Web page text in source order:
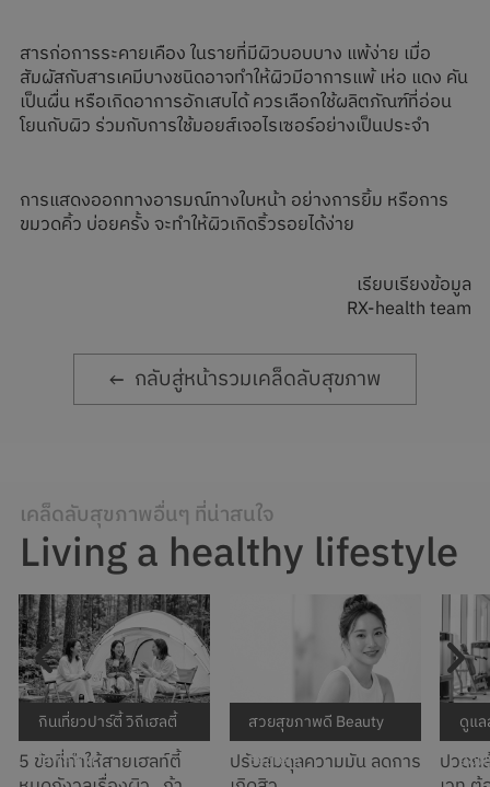
สารก่อการระคายเคือง ในรายที่มีผิวบอบบาง แพ้ง่าย เมื่อ
สัมผัสกับสารเคมีบางชนิดอาจทำให้ผิวมีอาการแพ้ เห่อ แดง คัน
เป็นผื่น หรือเกิดอาการอักเสบได้ ควรเลือกใช้ผลิตภัณฑ์ที่อ่อน
โยนกับผิว ร่วมกับการใช้มอยส์เจอไรเซอร์อย่างเป็นประจำ
การแสดงออกทางอารมณ์ทางใบหน้า อย่างการยิ้ม หรือการ
ขมวดคิ้ว บ่อยครั้ง จะทำให้ผิวเกิดริ้วรอยได้ง่าย
เรียบเรียงข้อมูล
RX-health team
กลับสู่หน้ารวมเคล็ดลับสุขภาพ
เคล็ดลับสุขภาพอื่นๆ ที่น่าสนใจ
Living a healthy lifestyle
กินเที่ยวปาร์ตี้ วิถีเฮลตี้
ไลฟ์สไตล์
5 ข้อที่ทำให้สายเฮลท์ตี้
สวยสุขภาพดี Beauty
Secrets
ปรับสมดุลความมัน ลดการ
ดูแ
ออ
ปวดก